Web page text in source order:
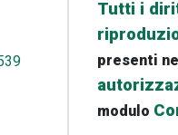
Tutti i
presenti
modulo